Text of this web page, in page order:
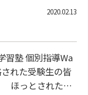
年生、中学１年生
浪人生、一般…
させて頂いており
ばんな手洗い
） ※万一の感染
は置いておりま
場に設置のペー
ます。 ○（自分
2020.02.13
習塾 個別指導Wa
れた受験生の皆
ほっとされたで